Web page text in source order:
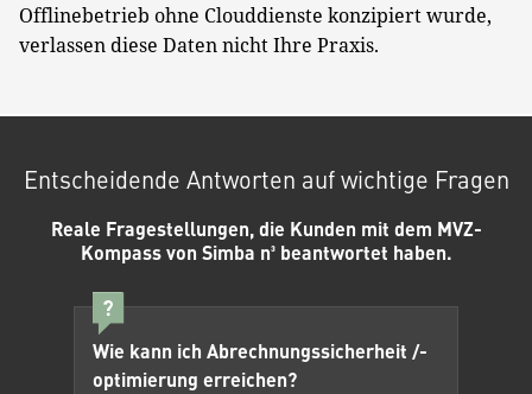
Offlinebetrieb ohne Clouddienste konzipiert wurde,
verlassen diese Daten nicht Ihre Praxis.
Entscheidende Antworten auf wichtige Fragen
Reale Fragestellungen, die Kunden mit dem MVZ-
Kompass von Simba n³ beantwortet haben.
Wie kann ich Abrechnungssicherheit /-
optimierung erreichen?